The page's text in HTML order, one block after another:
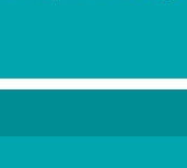
seinen